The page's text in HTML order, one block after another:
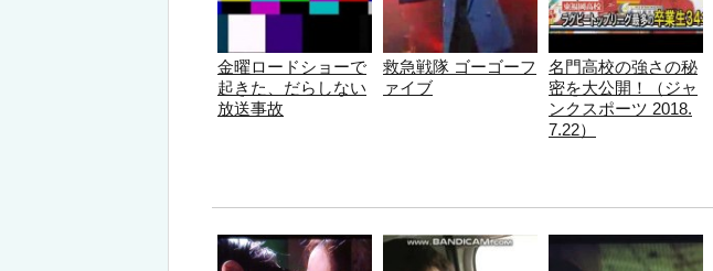
金曜ロードショーで
起きた、だらしない
放送事故
救急戦隊 ゴーゴーフ
ァイブ
名門高校の強さの秘
密を大公開！（ジャ
ンクスポーツ 2018.
7.22）